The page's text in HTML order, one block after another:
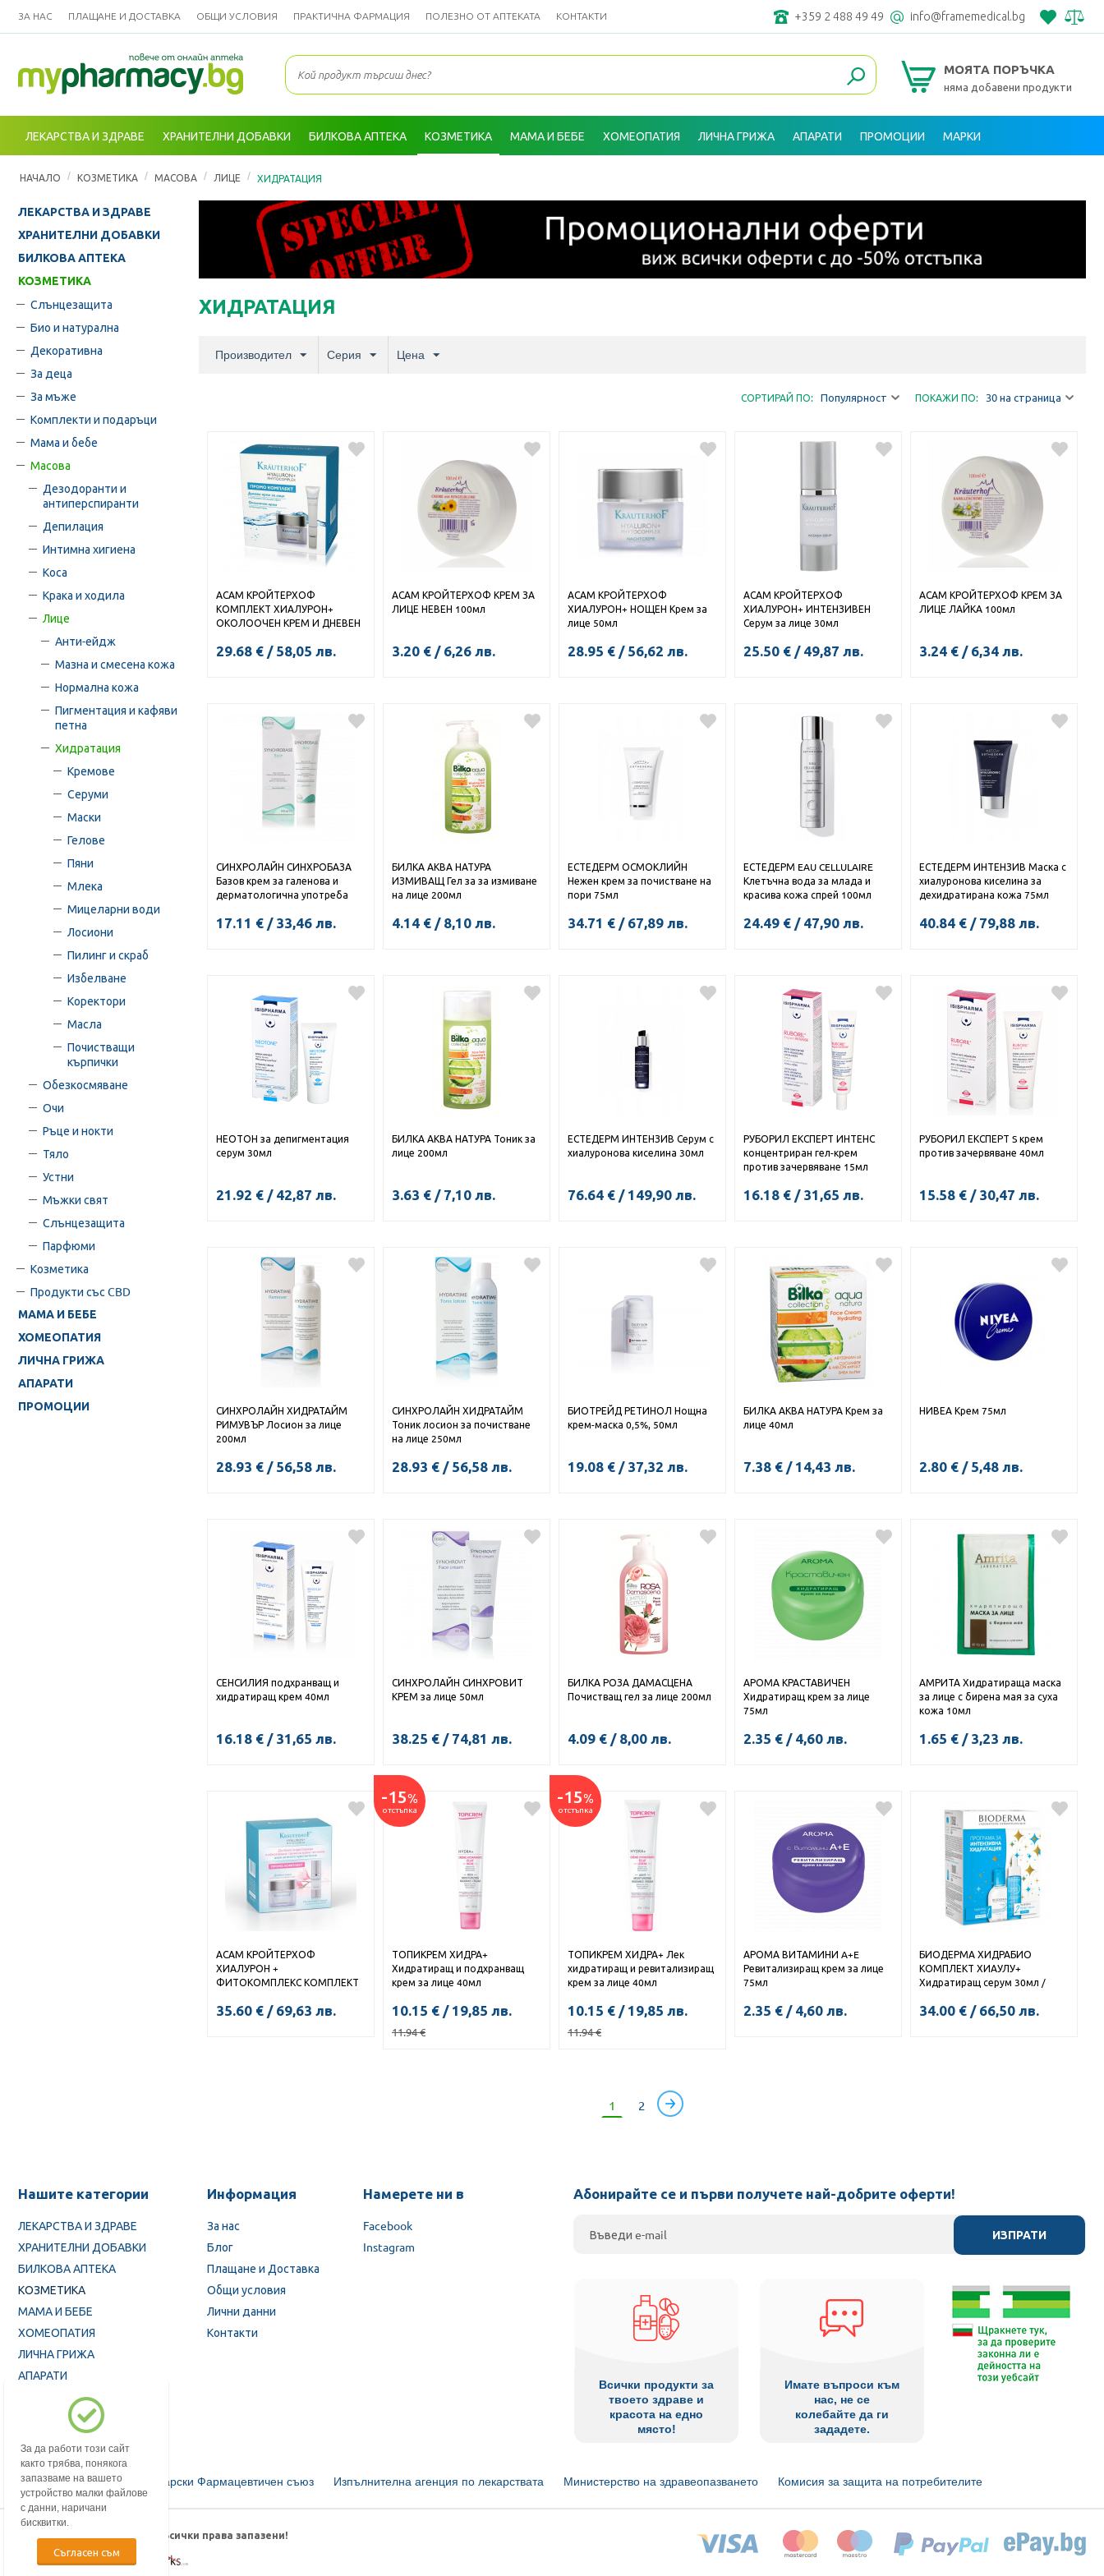
ЗА НАС ПЛАЩАНЕ И ДОСТАВКА ОБЩИ УСЛОВИЯ ПРАКТИЧНА ФАРМАЦИЯ ПОЛЕЗНО ОТ АПТЕКАТА КОНТАКТИ +359 2 488 49 49 info@framemedical.bg
МОЯТА ПОРЪЧКА
няма добавени продукти
ЛЕКАРСТВА И ЗДРАВЕ ХРАНИТЕЛНИ ДОБАВКИ БИЛКОВА АПТЕКА КОЗМЕТИКА МАМА И БЕБЕ ХОМЕОПАТИЯ ЛИЧНА ГРИЖА АПАРАТИ ПРОМОЦИИ МАРКИ
НАЧАЛО / КОЗМЕТИКА / МАСОВА / ЛИЦЕ / ХИДРАТАЦИЯ
ЛЕКАРСТВА И ЗДРАВЕ
ХРАНИТЕЛНИ ДОБАВКИ
БИЛКОВА АПТЕКА
КОЗМЕТИКА
Слънцезащита
Био и натурална
Декоративна
За деца
За мъже
Комплекти и подаръци
Мама и бебе
Масова
Дезодоранти и
антиперспиранти
Депилация
Интимна хигиена
Коса
Крака и ходила
Лице
Анти-ейдж
Мазна и смесена кожа
Нормална кожа
Пигментация и кафяви
петна
Хидратация
Кремове
Серуми
Маски
Гелове
Пяни
Млека
Мицеларни води
Лосиони
Пилинг и скраб
Избелване
Коректори
Масла
Почистващи
кърпички
Обезкосмяване
Очи
Ръце и нокти
Тяло
Устни
Мъжки свят
Слънцезащита
Парфюми
Козметика
Продукти със CBD
МАМА И БЕБЕ
ХОМЕОПАТИЯ
ЛИЧНА ГРИЖА
АПАРАТИ
ПРОМОЦИИ
ХИДРАТАЦИЯ
Производител Серия Цена
СОРТИРАЙ ПО: Популярност ПОКАЖИ ПО: 30 на страница
АСАМ КРОЙТЕРХОФ
КОМПЛЕКТ ХИАЛУРОН+
ОКОЛООЧЕН КРЕМ И ДНЕВЕН
29.68 € / 58,05 лв.
АСАМ КРОЙТЕРХОФ КРЕМ ЗА
ЛИЦЕ НЕВЕН 100мл
3.20 € / 6,26 лв.
АСАМ КРОЙТЕРХОФ
ХИАЛУРОН+ НОЩЕН Крем за
лице 50мл
28.95 € / 56,62 лв.
АСАМ КРОЙТЕРХОФ
ХИАЛУРОН+ ИНТЕНЗИВЕН
Серум за лице 30мл
25.50 € / 49,87 лв.
КУПИ
АСАМ КРОЙТЕРХОФ КРЕМ ЗА
ЛИЦЕ ЛАЙКА 100мл
3.24 € / 6,34 лв.
СИНХРОЛАЙН СИНХРОБАЗА
Базов крем за галенова и
дерматологична употреба
17.11 € / 33,46 лв.
БИЛКА АКВА НАТУРА
ИЗМИВАЩ Гел за за измиване
на лице 200мл
4.14 € / 8,10 лв.
КУПИ
ЕСТЕДЕРМ ОСМОКЛИЙН
Нежен крем за почистване на
пори 75мл
34.71 € / 67,89 лв.
ЕСТЕДЕРМ EAU CELLULAIRE
Клетъчна вода за млада и
красива кожа спрей 100мл
24.49 € / 47,90 лв.
ЕСТЕДЕРМ ИНТЕНЗИВ Маска с
хиалуронова киселина за
дехидратирана кожа 75мл
40.84 € / 79,88 лв.
НЕОТОН за депигментация
серум 30мл
21.92 € / 42,87 лв.
КУПИ
БИЛКА АКВА НАТУРА Тоник за
лице 200мл
3.63 € / 7,10 лв.
ЕСТЕДЕРМ ИНТЕНЗИВ Серум с
хиалуронова киселина 30мл
76.64 € / 149,90 лв.
РУБОРИЛ ЕКСПЕРТ ИНТЕНС
концентриран гел-крем
против зачервяване 15мл
16.18 € / 31,65 лв.
РУБОРИЛ ЕКСПЕРТ S крем
против зачервяване 40мл
15.58 € / 30,47 лв.
СИНХРОЛАЙН ХИДРАТАЙМ
РИМУВЪР Лосион за лице
200мл
28.93 € / 56,58 лв.
СИНХРОЛАЙН ХИДРАТАЙМ
Тоник лосион за почистване
на лице 250мл
28.93 € / 56,58 лв.
БИОТРЕЙД РЕТИНОЛ Нощна
крем-маска 0,5%, 50мл
19.08 € / 37,32 лв.
БИЛКА АКВА НАТУРА Крем за
лице 40мл
7.38 € / 14,43 лв.
НИВЕА Крем 75мл
2.80 € / 5,48 лв.
КУПИ
СЕНСИЛИЯ подхранващ и
хидратиращ крем 40мл
16.18 € / 31,65 лв.
СИНХРОЛАЙН СИНХРОВИТ
КРЕМ за лице 50мл
38.25 € / 74,81 лв.
БИЛКА РОЗА ДАМАСЦЕНА
Почистващ гел за лице 200мл
4.09 € / 8,00 лв.
АРОМА КРАСТАВИЧЕН
Хидратиращ крем за лице
75мл
2.35 € / 4,60 лв.
АМРИТА Хидратираща маска
за лице с бирена мая за суха
кожа 10мл
1.65 € / 3,23 лв.
АСАМ КРОЙТЕРХОФ
ХИАЛУРОН +
ФИТОКОМПЛЕКС КОМПЛЕКТ
Интензивен серум за лице
35.60 € / 69,63 лв.
-15%
отстъпка
ТОПИКРЕМ ХИДРА+
Хидратиращ и подхранващ
крем за лице 40мл
10.15 € / 19,85 лв.
11.94€
-15%
отстъпка
ТОПИКРЕМ ХИДРА+ Лек
хидратиращ и ревитализиращ
крем за лице 40мл
10.15 € / 19,85 лв.
11.94€
АРОМА ВИТАМИНИ A+E
Ревитализиращ крем за лице
75мл
2.35 € / 4,60 лв.
БИОДЕРМА ХИДРАБИО
КОМПЛЕКТ ХИАУЛУ+
Хидратиращ серум 30мл /
34.00 € / 66,50 лв.
1 2
Нашите категории
ЛЕКАРСТВА И ЗДРАВЕ
ХРАНИТЕЛНИ ДОБАВКИ
БИЛКОВА АПТЕКА
КОЗМЕТИКА
МАМА И БЕБЕ
ХОМЕОПАТИЯ
ЛИЧНА ГРИЖА
АПАРАТИ
ПРОМОЦИИ
Информация
За нас
Блог
Плащане и Доставка
Общи условия
Лични данни
Контакти
Намерете ни в
Facebook
Instagram
Абонирайте се и първи получете най-добрите оферти!
ИЗПРАТИ
Всички продукти за
твоето здраве и
красота на едно
място!
Имате въпроси към
нас, не се
колебайте да ги
зададете.
Български Фармацевтичен съюз Изпълнителна агенция по лекарствата Министерство на здравеопазването Комисия за защита на потребителите
© 2018-2026 mypharmacy.bg. Всички права запазени!
Дизайн и изработка от
За да работи този сайт
както трябва, понякога
запазваме на вашето
устройство малки файлове
с данни, наричани
бисквитки.
Съгласен съм